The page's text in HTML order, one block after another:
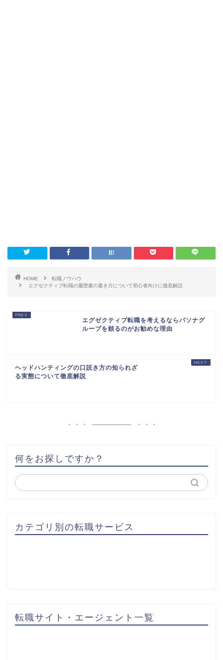
HOME
転職ノウハウ
エグゼクティブ転職の履歴書の書き方について初心者向けに徹底解説
エグゼクティブ転職を考えるならパソナグ
ループを頼るのがお勧めな理由
ヘッドハンティングの口説き方の知られざ
る実態について徹底解説
何をお探しですか？
カテゴリ別の転職サービス
転職サイト・エージェント一覧